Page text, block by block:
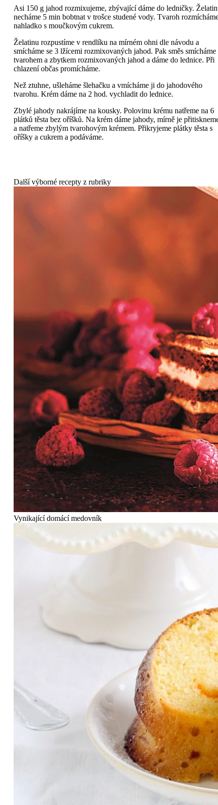
Asi 150 g jahod rozmixujeme, zbývající dáme do ledničky.
necháme 5 min bobtnat v trošce studené vody. Tvaroh
nahladko s moučkovým cukrem.
Želatinu rozpustíme v rendlíku na mírném ohni dle návodu a
smícháme se 3 lžícemi rozmixovaných jahod. Pak směs smícháme
tvarohem a zbytkem rozmixovaných jahod a dáme do lednice. Při
chlazení občas promícháme.
Než ztuhne, ušleháme šlehačku a vmícháme ji do jahodového
tvarohu. Krém dáme na 2 hod. vychladit do lednice.
Zbylé jahody nakrájíme na kousky. Polovinu krému natřeme na 6
plátků těsta bez oříšků. Na krém dáme jahody, mírně je
a natřeme zbylým tvarohovým krémem. Přikryjeme plátky těsta s
oříšky a cukrem a podáváme.
Další výborné recepty z rubriky
Vynikající domácí medovník